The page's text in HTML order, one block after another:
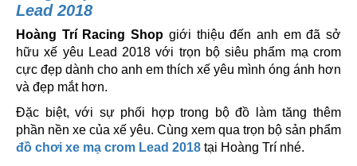
Lead 2018
Hoàng Trí Racing Shop giới thiệu đến anh em đã sở
hữu xế yêu Lead 2018 với trọn bộ siêu phẩm mạ crom
cực đẹp dành cho anh em thích xế yêu mình óng ánh hơn
và đẹp mắt hơn.
Đặc biệt, với sự phối hợp trong bộ đồ làm tăng thêm
phần nền xe của xế yêu. Cùng xem qua trọn bộ sản phẩm
đồ chơi xe mạ crom Lead 2018 tại Hoàng Trí nhé.